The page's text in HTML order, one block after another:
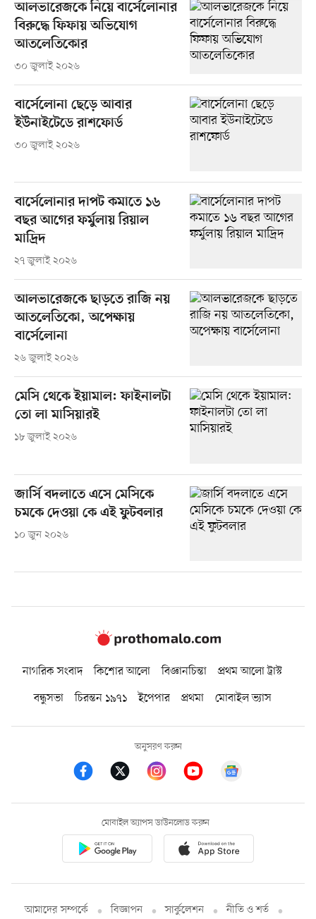
আলভারেজকে নিয়ে বার্সেলোনার
বিরুদ্ধে ফিফায় অভিযোগ
আতলেতিকোর
৩০ জুলাই ২০২৬
বার্সেলোনা ছেড়ে আবার
ইউনাইটেডে রাশফোর্ড
৩০ জুলাই ২০২৬
বার্সেলোনার দাপট কমাতে ১৬
বছর আগের ফর্মুলায় রিয়াল
মাদ্রিদ
২৭ জুলাই ২০২৬
আলভারেজকে ছাড়তে রাজি নয়
আতলেতিকো, অপেক্ষায়
বার্সেলোনা
২৬ জুলাই ২০২৬
মেসি থেকে ইয়ামাল: ফাইনালটা
তো লা মাসিয়ারই
১৮ জুলাই ২০২৬
জার্সি বদলাতে এসে মেসিকে
চমকে দেওয়া কে এই ফুটবলার
১০ জুন ২০২৬
নাগরিক সংবাদ কিশোর আলো বিজ্ঞানচিন্তা
প্রথম আলো ট্রাস্ট
বন্ধুসভা
চিরন্তন ১৯৭১ ইপেপার প্রথমা মোবাইল ভ্যাস
অনুসরণ করুন
মোবাইল অ্যাপস ডাউনলোড করুন
আমাদের সম্পর্কে বিজ্ঞাপন সার্কুলেশন নীতি ও শর্ত